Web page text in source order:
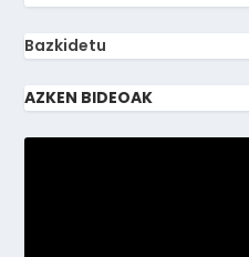
Bazkidetu
AZKEN BIDEOAK